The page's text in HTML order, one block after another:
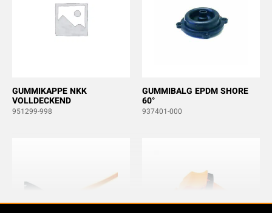
GUMMIKAPPE NKK
VOLLDECKEND
951299-998
GUMMIBALG EPDM SHORE
60°
937401-000